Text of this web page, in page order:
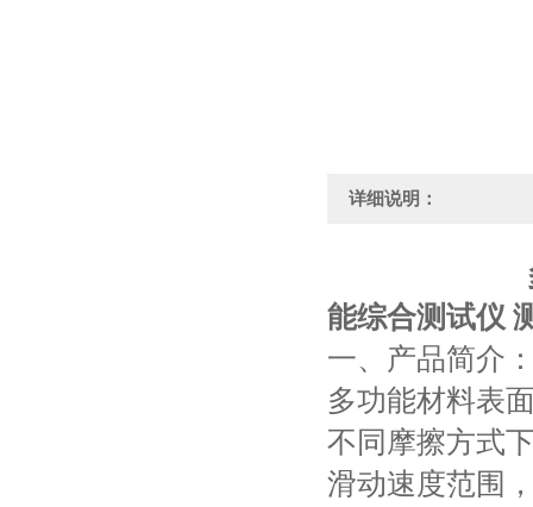
详细说明：
能综合测试仪
一、 产品简介
多功能材料表
不同摩擦方式
滑动速度范围